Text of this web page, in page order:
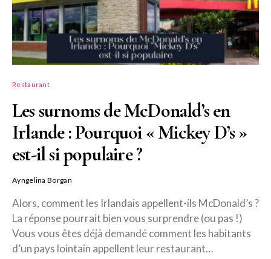
Restaurant
Les surnoms de McDonald’s en
Irlande : Pourquoi « Mickey D’s »
est-il si populaire ?
Ayngelina Borgan
Alors, comment les Irlandais appellent-ils McDonald’s ?
La réponse pourrait bien vous surprendre (ou pas !)
Vous vous êtes déjà demandé comment les habitants
d’un pays lointain appellent leur restaurant…